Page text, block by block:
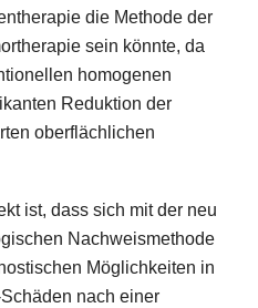
die Methode der
sein könnte, da
homogenen
Reduktion der
oberflächlichen
ist, dass sich mit der neu
Nachweismethode
Möglichkeiten in
nach einer